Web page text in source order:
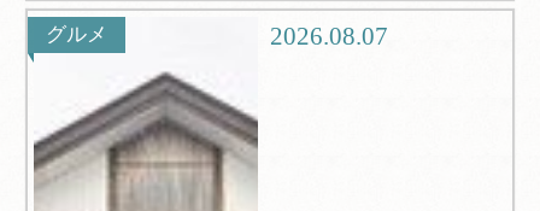
グルメ 2026.08.07